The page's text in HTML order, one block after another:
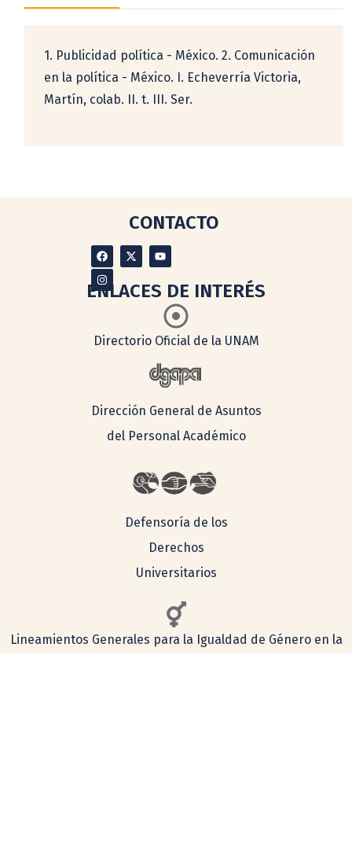
1. Publicidad política - México. 2. Comunicación
en la política - México. I. Echeverría Victoria,
Martín, colab. II. t. III. Ser.
CONTACTO
ENLACES DE INTERÉS
Directorio Oficial de la UNAM
Dirección General de Asuntos
del Personal Académico
Defensoría de los
Derechos
Universitarios
Lineamientos Generales para la Igualdad de Género en la